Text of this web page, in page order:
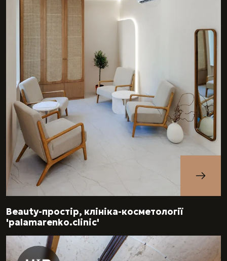
Beauty-простір, клініка-косметології
'palamarenko.clinic'